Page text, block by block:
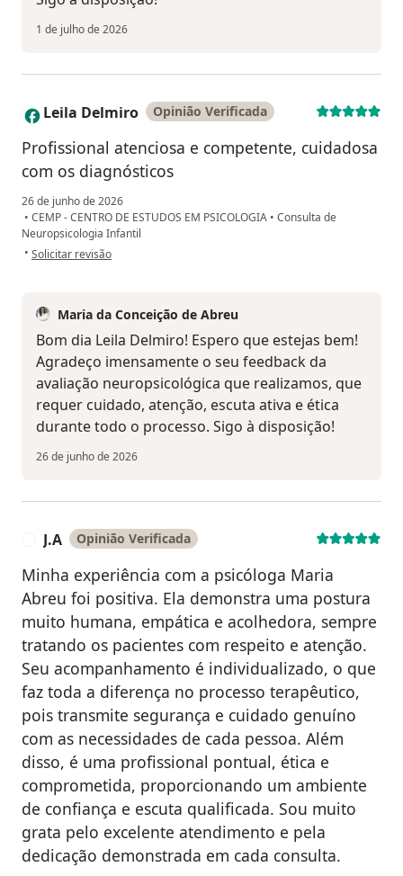
1 de julho de 2026
L Leila Delmiro Opinião Verificada
Profissional atenciosa e competente, cuidadosa
com os diagnósticos
26 de junho de 2026
• CEMP - CENTRO DE ESTUDOS EM PSICOLOGIA • Consulta de
Neuropsicologia Infantil
• na opinião do utilizador Leila Delmiro
Solicitar revisão
Maria da Conceição de Abreu
Bom dia Leila Delmiro! Espero que estejas bem!
Agradeço imensamente o seu feedback da
avaliação neuropsicológica que realizamos, que
requer cuidado, atenção, escuta ativa e ética
durante todo o processo. Sigo à disposição!
26 de junho de 2026
J.A Opinião Verificada
Minha experiência com a psicóloga Maria
Abreu foi positiva. Ela demonstra uma postura
muito humana, empática e acolhedora, sempre
tratando os pacientes com respeito e atenção.
Seu acompanhamento é individualizado, o que
faz toda a diferença no processo terapêutico,
pois transmite segurança e cuidado genuíno
com as necessidades de cada pessoa. Além
disso, é uma profissional pontual, ética e
comprometida, proporcionando um ambiente
de confiança e escuta qualificada. Sou muito
grata pelo excelente atendimento e pela
dedicação demonstrada em cada consulta.